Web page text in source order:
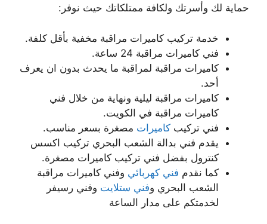
حماية لك وأسرتك ولكافة ممتلكاتك حيث نوفر:
خدمة تركيب كاميرات مراقبة مخفية بأقل كلفة.
فني كاميرات مراقبة 24 ساعة.
كاميرات مراقبة لمراقبة ما يحدث بدون ان يعرف
أحد.
كاميرات مراقبة ليلية ونهاية من خلال فني
كاميرات مراقبة في الكويت.
فني تركيب كاميرات مصغرة بسعر مناسب.
يقدم فني بدالة الشعب البحري تركيب اكسس
كنترول بفضل فني تركيب كاميرات مصغرة.
كما نقدم فني كهربائي وفني كاميرات مراقبة
الشعب البحري وفني ستلايت وفني رسيفر
لخدمتكم على مدار الساعة